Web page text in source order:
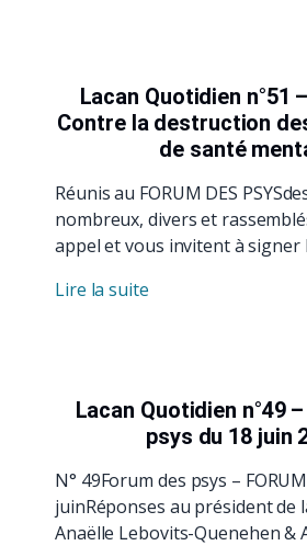
Lacan Quotidien n°51
Contre la destruction
de santé
Réunis au FORUM DES
nombreux, divers et
appel et vous invitent à signer
Lire la suite
Lacan Quotidien n°49
psys du 18 juin
N° 49Forum des psys –
juinRéponses au président de
Anaëlle Lebovits-Quenehen &